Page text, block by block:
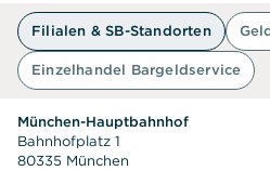
Filialen & SB-Standorten
Einzelhandel Bargeldservice
München-Hauptbahnhof
Bahnhofplatz 1
80335 München